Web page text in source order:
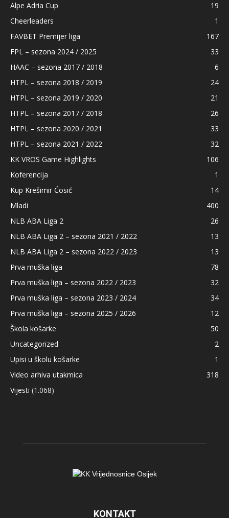
Alpe Adria Cup
19
Cheerleaders
1
FAVBET Premijer liga
167
FPL – sezona 2024 / 2025
33
HAAC – sezona 2017 / 2018
6
HTPL – sezona 2018 / 2019
24
HTPL – sezona 2019 / 2020
21
HTPL – sezona 2017 / 2018
26
HTPL – sezona 2020 / 2021
33
HTPL – sezona 2021 / 2022
32
KK VROS Game Highlights
106
Koferencija
1
Kup Krešimir Ćosić
14
Mladi
400
NLB ABA Liga 2
26
NLB ABA Liga 2 – sezona 2021 / 2022
13
NLB ABA Liga 2 – sezona 2022 / 2023
13
Prva muška liga
78
Prva muška liga – sezona 2022 / 2023
32
Prva muška liga – sezona 2023 / 2024
34
Prva muška liga – sezona 2025 / 2026
12
Škola košarke
50
Uncategorized
2
Upisi u školu košarke
1
Video arhiva utakmica
318
Vijesti (1.068)
KONTAKT